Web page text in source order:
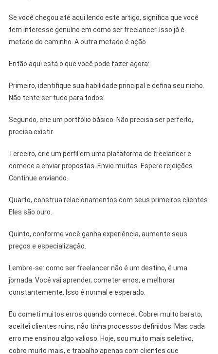
Se você chegou até aqui lendo este artigo, significa que você
tem interesse genuíno em como ser freelancer. Isso já é
metade do caminho. A outra metade é ação.
Então aqui está o que você pode fazer agora:
Primeiro, identifique sua habilidade principal e defina seu nicho.
Não tente ser tudo para todos.
Segundo, crie um portfólio básico. Não precisa ser perfeito,
precisa existir.
Terceiro, crie um perfil em uma plataforma de freelancer e
comece a enviar propostas. Envie muitas. Espere rejeições.
Continue enviando.
Quarto, construa relacionamentos com seus primeiros clientes.
Eles são ouro.
Quinto, conforme você ganha experiência, aumente seus
preços e especialização.
Lembre-se: como ser freelancer não é um destino, é uma
jornada. Você vai aprender, cometer erros, e melhorar
constantemente. Isso é normal e esperado.
Eu cometi muitos erros quando comecei. Cobrei muito barato,
aceitei clientes ruins, não tinha processos definidos. Mas cada
erro me ensinou algo valioso. Hoje, sou muito mais seletivo,
cobro muito mais, e trabalho apenas com clientes que